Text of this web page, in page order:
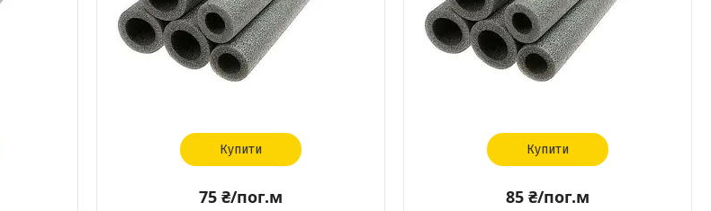
Купити
75 ₴/пог.м
Купити
85 ₴/пог.м